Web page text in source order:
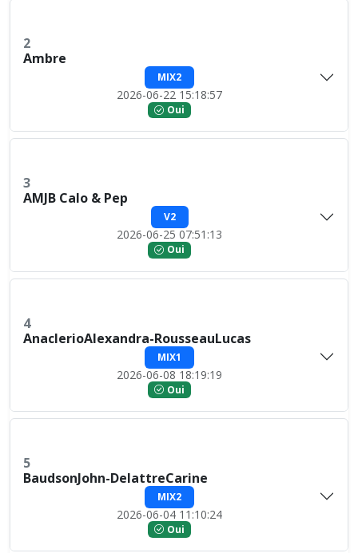
2
Ambre
MIX2
2026-06-22 15:18:57
Oui
3
AMJB Calo & Pep
V2
2026-06-25 07:51:13
Oui
4
AnaclerioAlexandra-RousseauLucas
MIX1
2026-06-08 18:19:19
Oui
5
BaudsonJohn-DelattreCarine
MIX2
2026-06-04 11:10:24
Oui